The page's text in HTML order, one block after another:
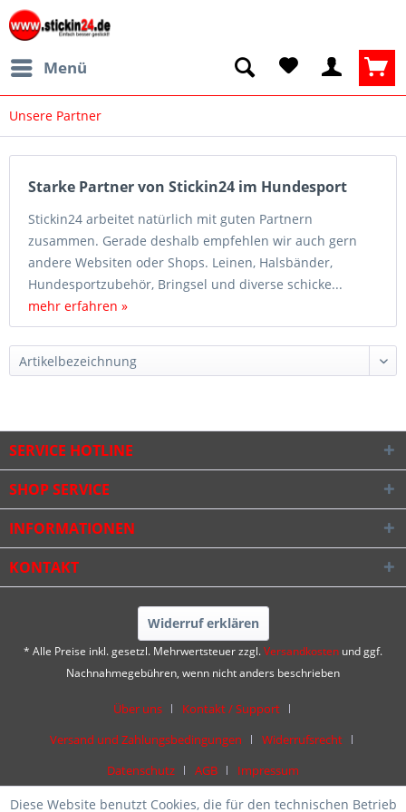
Menü
Unsere Partner
Starke Partner von Stickin24 im Hundesport
Stickin24 arbeitet natürlich mit guten Partnern
zusammen. Gerade deshalb empfehlen wir auch gern
andere Websiten oder Shops. Leinen, Halsbänder,
Hundesportzubehör, Bringsel und diverse schicke...
mehr erfahren »
SERVICE HOTLINE
SHOP SERVICE
INFORMATIONEN
KONTAKT
Widerruf erklären
* Alle Preise inkl. gesetzl. Mehrwertsteuer zzgl.Versandkosten und ggf.
Nachnahmegebühren, wenn nicht anders beschrieben
Über uns
Kontakt / Support
Versand und Zahlungsbedingungen
Widerrufsrecht
Datenschutz
AGB Impressum
Diese Website benutzt Cookies, die für den technischen Betrieb